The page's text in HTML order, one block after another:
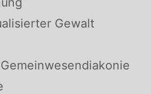
Gewalt